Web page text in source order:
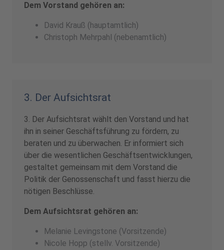
Dem Vorstand gehören an:
David Krauß (hauptamtlich)
Christoph Mehrpahl (nebenamtlich)
3. Der Aufsichtsrat
3. Der Aufsichtsrat wählt den Vorstand und hat
ihn in seiner Geschäftsführung zu fördern, zu
beraten und zu überwachen. Er informiert sich
über die wesentlichen Geschäftsentwicklungen,
gestaltet gemeinsam mit dem Vorstand die
Politik der Genossenschaft und fasst hierzu die
nötigen Beschlüsse.
Dem Aufsichtsrat gehören an:
Melanie Levingstone (Vorsitzende)
Nicole Hopp (stellv. Vorsitzende)